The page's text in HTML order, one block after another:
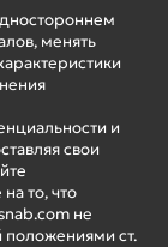
менять
и
свои
то, что
не
положениями ст.